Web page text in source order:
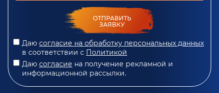
ОТПРАВИТЬ
ЗАЯВКУ
Даю согласие на обработку персональных данных
в соответствии с Политикой
Даю согласие на получение рекламной и
информационной рассылки.